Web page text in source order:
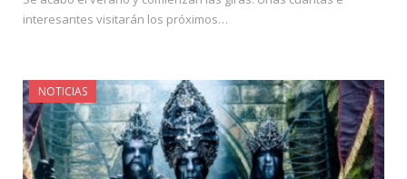
interesantes visitarán los próximos…
NOTICIAS